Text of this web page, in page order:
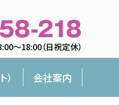
〜18:00（日祝定休）
会社案内